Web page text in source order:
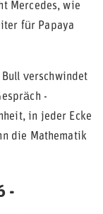
Mercedes, wie
für Papaya
verschwindet
-
in jeder Ecke
die Mathematik
-